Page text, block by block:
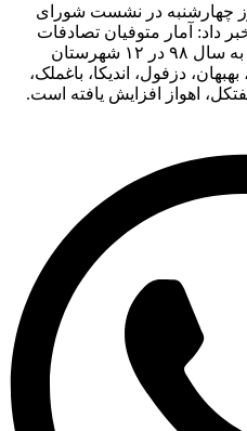
در نشست شورای
آمار متوفیان تصادفات
رانندگی استان در سال ۹۹ نسبت به سال ۹۸ در ۱۲ شهرستان
دزفول، اندیکا، باغملک،
اهواز افزایش یافته است.